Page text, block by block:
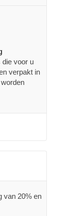
die voor u
verpakt in
van 20% en